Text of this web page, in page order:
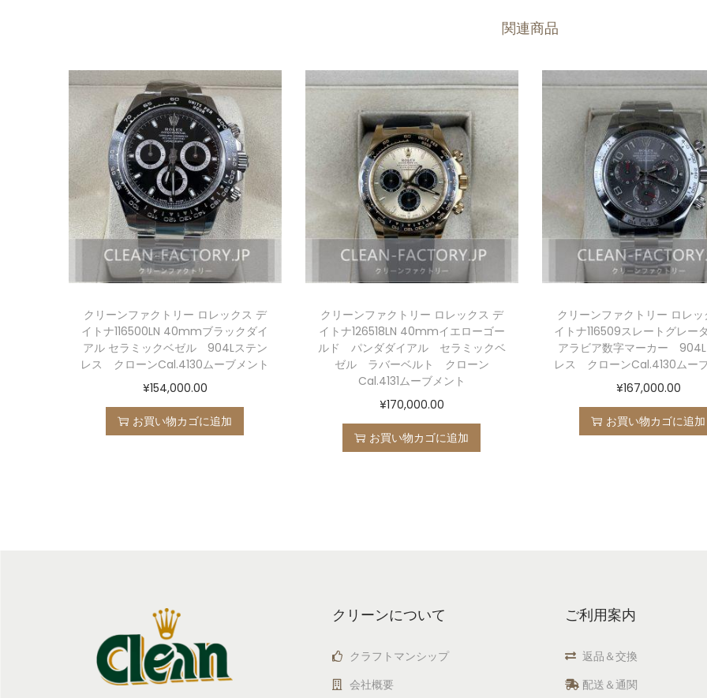
関連商品
クリーンファクトリー ロレックス デ
イトナ116500LN 40mmブラックダイ
アル セラミックベゼル 904Lステン
レス クローンCal.4130ムーブメント
¥154,000.00
お買い物カゴに追加
クリーンファクトリー ロレックス デ
イトナ126518LN 40mmイエローゴー
ルド パンダダイアル セラミックベ
ゼル ラバーベルト クローン
Cal.4131ムーブメント
¥170,000.00
お買い物カゴに追加
クリーンファクトリー ロレ
イトナ116509スレートグレー
アラビア数字マーカー 904L
レス クローンCal.4130ムー
¥167,000.00
お買い物カゴに追加
クリーンについて
クラフトマンシップ
会社概要
ご利用案内
返品＆交換
配送＆通関